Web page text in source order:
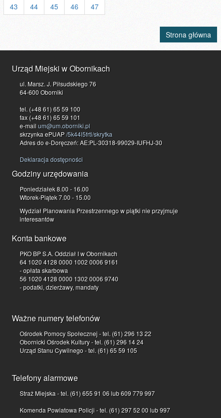
43
44 45 46 47
Strona główna
Urząd Miejski w Obornikach
ul. Marsz. J. Piłsudskiego 76
64-600 Oborniki
tel. (+48 61) 65 59 100
fax (+48 61) 65 59 101
e-mailum@um.oborniki.pl
skrzynka ePUAP/5k44l5frti/skrytka
Adres do e-Doręczeń: AE:PL-30318-99029-IUFHJ-30
Deklaracja dostępności
Godziny urzędowania
Poniedziałek 8.00 - 16.00
Wtorek-Piątek 7.00 - 15.00
Wydział Planowania Przestrzennego w piątki nie przyjmuje
interesantów
Konta bankowe
PKO BP S.A. Oddział I w Obornikach
64 1020 4128 0000 1002 0006 9161
- opłata skarbowa
56 1020 4128 0000 1302 0006 9740
- podatki, dzierżawy, mandaty
Ważne numery telefonów
Ośrodek Pomocy Społecznej - tel. (61) 296 13 22
Obornicki Ośrodek Kultury - tel. (61) 296 14 24
Urząd Stanu Cywilnego - tel. (61) 65 59 105
Telefony alarmowe
Straż Miejska - tel. (61) 655 91 06 lub 609 779 997
Komenda Powiatowa Policji - tel. (61) 297 52 00 lub 997